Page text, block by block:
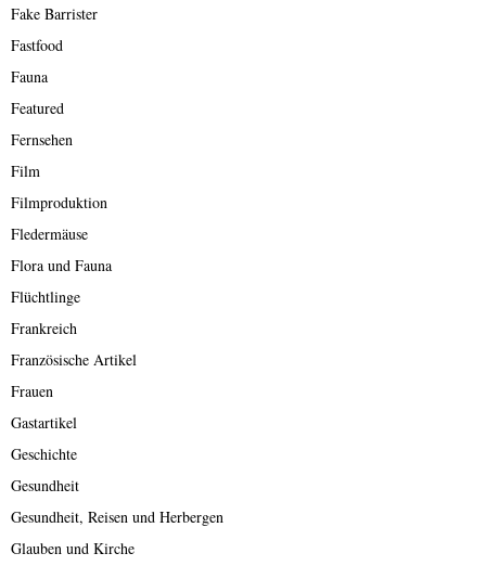
Fake Barrister
Fastfood
Fauna
Featured
Fernsehen
Film
Filmproduktion
Fledermäuse
Flora und Fauna
Flüchtlinge
Frankreich
Französische Artikel
Frauen
Gastartikel
Geschichte
Gesundheit
Gesundheit, Reisen und Herbergen
Glauben und Kirche